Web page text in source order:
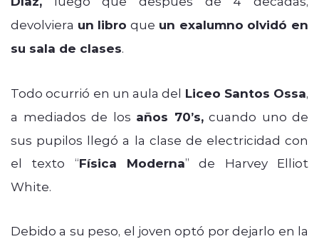
devolviera un libro que un exalumno olvidó en
su sala de clases.
Todo ocurrió en un aula del Liceo Santos Ossa,
a mediados de los años 70’s,cuando uno de
sus pupilos llegó a la clase de electricidad con
el texto “Física Moderna” de Harvey Elliot
White.
Debido a su peso, el joven optó por dejarlo en la